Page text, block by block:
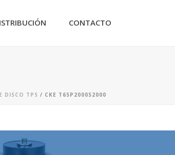
CONTACTO
DISCO TPS / CKE T65P2000S2000